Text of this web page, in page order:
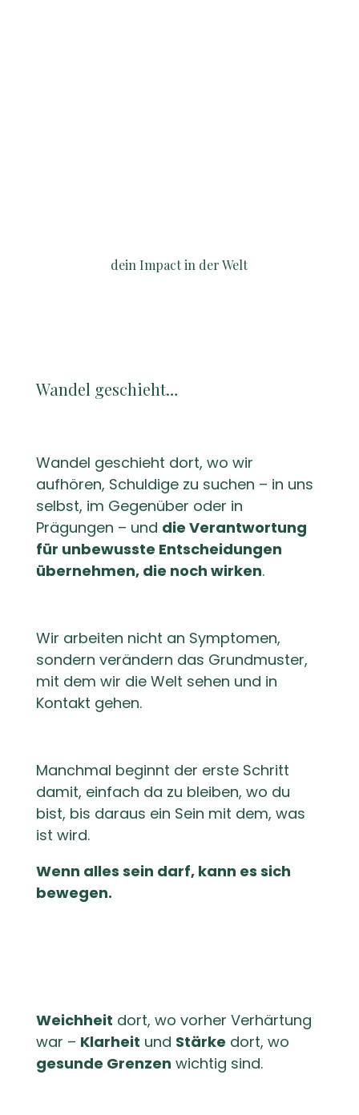
dein Impact in der Welt
Wandel geschieht…
Wandel geschieht dort, wo wir
aufhören, Schuldige zu suchen – in uns
selbst, im Gegenüber oder in
Prägungen – und die Verantwortung
für unbewusste Entscheidungen
übernehmen, die noch wirken.
Wir arbeiten nicht an Symptomen,
sondern verändern das Grundmuster,
mit dem wir die Welt sehen und in
Kontakt gehen.
Manchmal beginnt der erste Schritt
damit, einfach da zu bleiben, wo du
bist, bis daraus ein Sein mit dem, was
ist wird.
Wenn alles sein darf, kann es sich
bewegen.
Weichheit dort, wo vorher Verhärtung
war – Klarheit und Stärke dort, wo
gesunde Grenzen wichtig sind.